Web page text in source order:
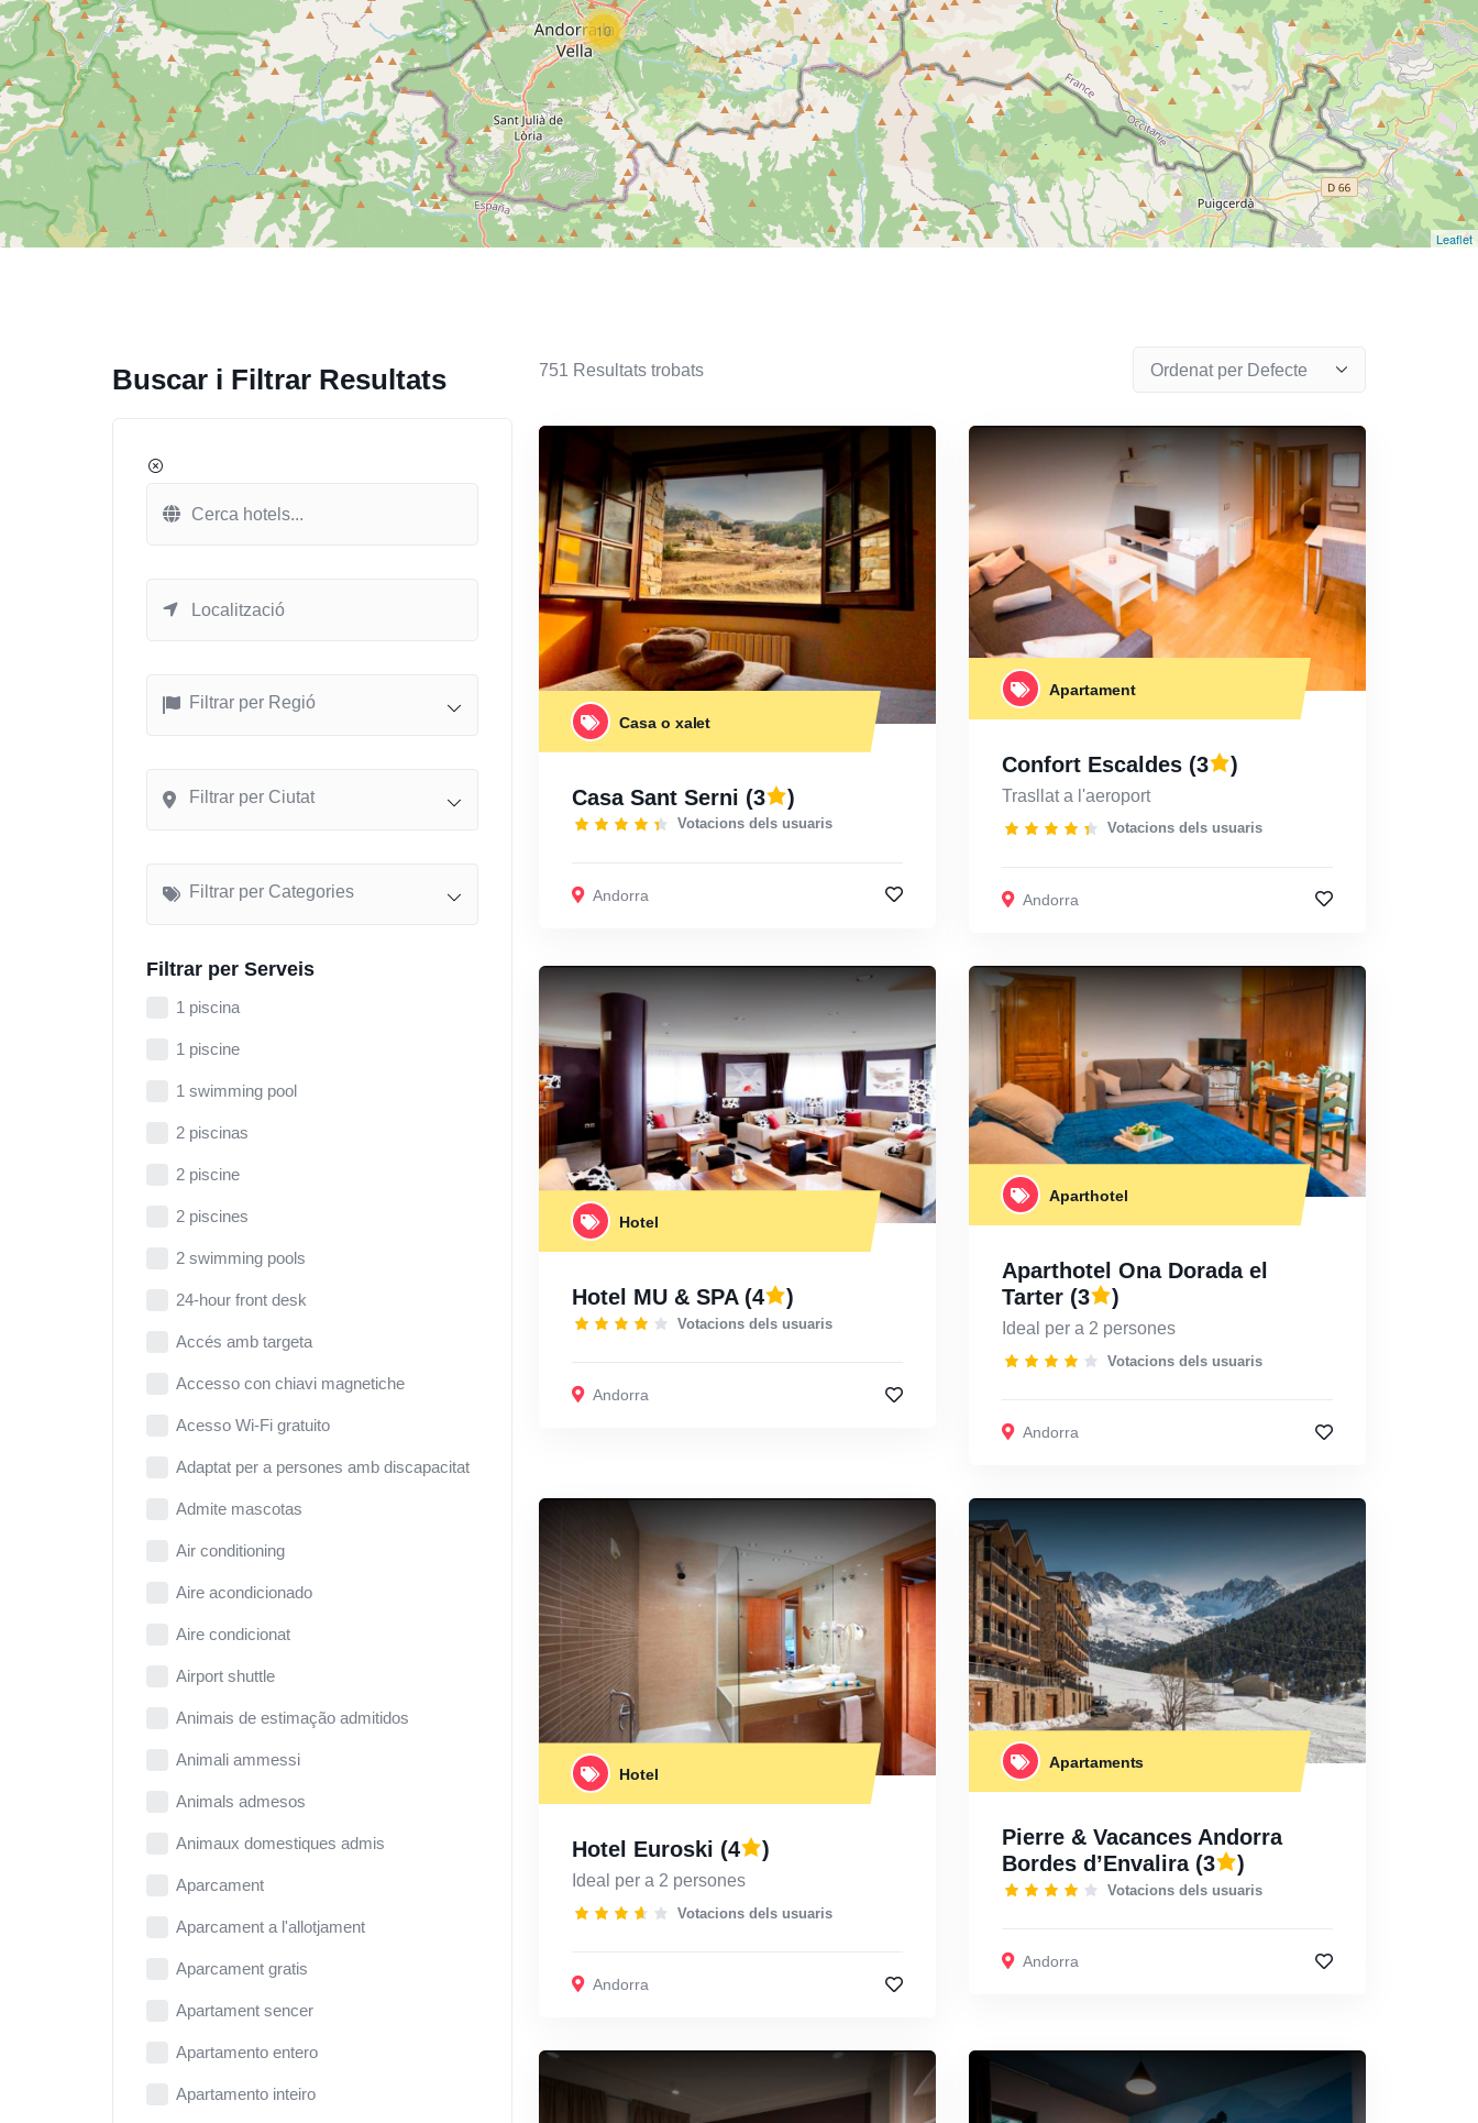
10
Leaflet
Buscar i Filtrar Resultats
Filtrar per Regió
Filtrar per Ciutat
Filtrar per Categories
Filtrar per Serveis
1 piscina
1 piscine
1 swimming pool
2 piscinas
2 piscine
2 piscines
2 swimming pools
24-hour front desk
Accés amb targeta
Accesso con chiavi magnetiche
Acesso Wi-Fi gratuito
Adaptat per a persones amb discapacitat
Admite mascotas
Air conditioning
Aire acondicionado
Aire condicionat
Airport shuttle
Animais de estimação admitidos
Animali ammessi
Animals admesos
Animaux domestiques admis
Aparcament
Aparcament a l'allotjament
Aparcament gratis
Apartament sencer
Apartamento entero
Apartamento inteiro
751 Resultats trobats
Casa o xalet
Casa Sant Serni (3 )
Votacions dels usuaris
Andorra
Apartament
Confort Escaldes(3 )
Trasllat a l'aeroport
Votacions dels usuaris
Andorra
Hotel
Hotel MU & SPA(4 )
Votacions dels usuaris
Andorra
Aparthotel
Aparthotel Ona Dorada el
Tarter(3 )
Ideal per a 2 persones
Votacions dels usuaris
Andorra
Hotel
Hotel Euroski (4 )
Ideal per a 2 persones
Votacions dels usuaris
Andorra
Apartaments
Pierre & Vacances Andorra
Bordes d’Envalira(3 )
Votacions dels usuaris
Andorra